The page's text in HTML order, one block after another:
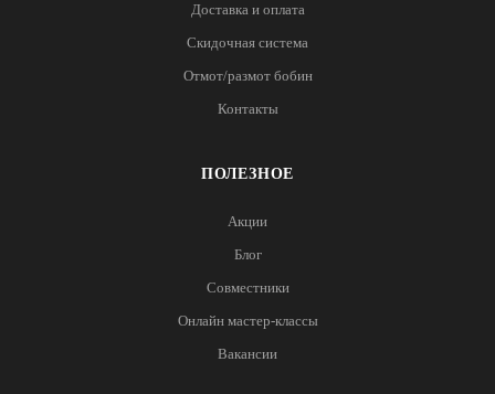
Доставка и оплата
Скидочная система
Отмот/размот бобин
Контакты
ПОЛЕЗНОЕ
Акции
Блог
Совместники
Онлайн мастер-классы
Вакансии